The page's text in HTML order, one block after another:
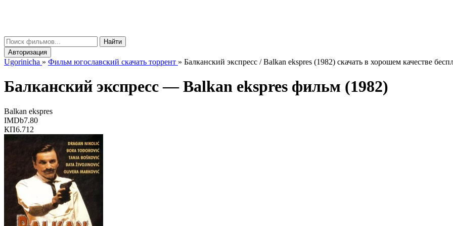
Найти
Авторизация
Ugorinicha » Фильм югославский скачать торрент » Балканский экспресс / Balkan ekspres (1982) скачать в хорошем качестве
Балканский экспресс —Balkan ekspres фильм (1982)
Balkan ekspres
IMDb7.80
КП6.712